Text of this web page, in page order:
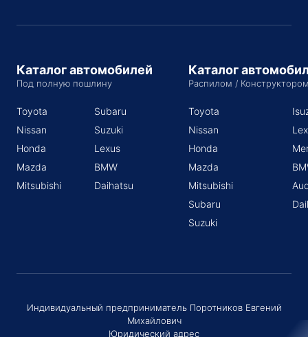
Каталог автомобилей
Под полную пошлину
Toyota
Nissan
Honda
Mazda
Mitsubishi
Subaru
Suzuki
Lexus
BMW
Daihatsu
Каталог
Распилом /
Toyota
Nissan
Honda
Mazda
Mitsubishi
Subaru
Suzuki
Индивидуальный предприниматель Поротников Евгений
Михайлович
Юридический адрес